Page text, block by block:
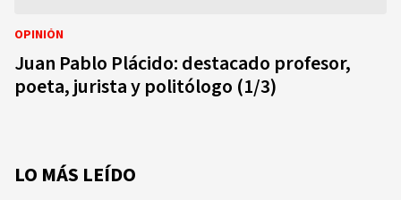
OPINIÓN
Juan Pablo Plácido: destacado profesor,
poeta, jurista y politólogo (1/3)
LO MÁS LEÍDO